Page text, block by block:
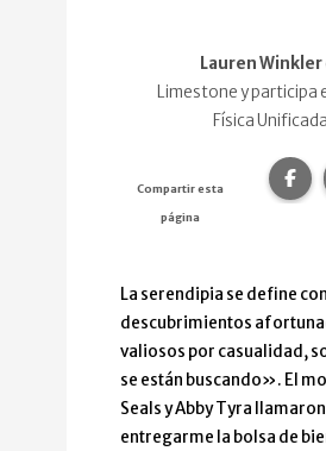
Lauren Winkler
Limestone y participa
Física
Compartir esta
página
La serendipia se define
descubrimientos
valiosos por casualidad,
se están buscando». El
Seals y Abby Tyra
entregarme la bolsa de